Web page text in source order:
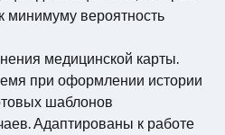
минимуму вероятность
медицинской карты.
при оформлении истории
шаблонов
Адаптированы к работе